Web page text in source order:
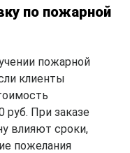
по пожарной
пожарной
клиенты
руб. При заказе
влияют сроки,
пожелания